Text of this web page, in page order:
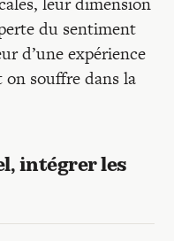
du sentiment
d’une expérience
souffre dans la
intégrer les